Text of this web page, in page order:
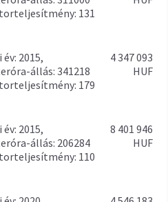
131
állás: 341218
179
4 347 093
HUF
állás: 206284
110
8 401 946
HUF